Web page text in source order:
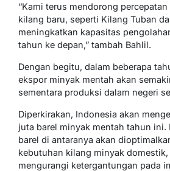
“Kami terus mendorong
kilang baru, seperti Kilang Tuban
meningkatkan kapasitas
tahun ke depan,” tambah Bahlil.
Dengan begitu, dalam beberapa
ekspor minyak mentah akan
sementara produksi dalam negeri
Diperkirakan, Indonesia akan
juta barel minyak mentah tahun ini.
barel di antaranya akan
kebutuhan kilang minyak
mengurangi ketergantungan pada